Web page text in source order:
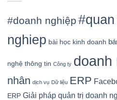
#doanh nghiệp
nghiep bài học kinh doanh
nghệ thông tin Công ty doanh
nhân dịch vụ Dữ liệu ERP
ERP Giải pháp quản trị doanh